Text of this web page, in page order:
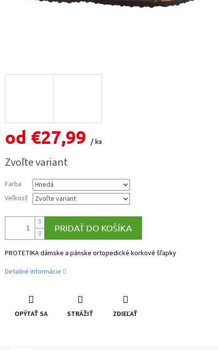
od €27,99
/ ks
cena:
Zvoľte variant
Farba
Veľkosť
PRIDAŤ DO KOŠÍKA
PROTETIKA dámske a pánske ortopedické korkové šľapky
Detailné informácie
OPÝTAŤ SA STRÁŽIŤ ZDIEĽAŤ